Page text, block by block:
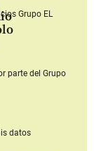
Grupo EL
parte del Grupo
datos